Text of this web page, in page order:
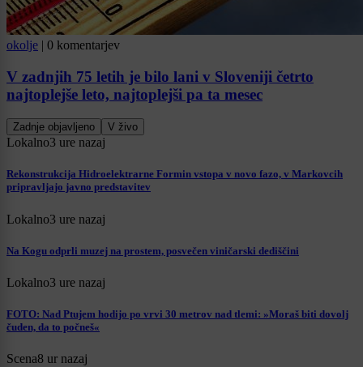
okolje | 0 komentarjev
V zadnjih 75 letih je bilo lani v Sloveniji četrto
najtoplejše leto, najtoplejši pa ta mesec
Zadnje objavljeno V živo
Lokalno3 ure nazaj
Rekonstrukcija Hidroelektrarne Formin vstopa v novo fazo, v Markovcih
pripravljajo javno predstavitev
Lokalno3 ure nazaj
Na Kogu odprli muzej na prostem, posvečen viničarski dediščini
Lokalno3 ure nazaj
FOTO: Nad Ptujem hodijo po vrvi 30 metrov nad tlemi: »Moraš biti dovolj
čuden, da to počneš«
Scena8 ur nazaj